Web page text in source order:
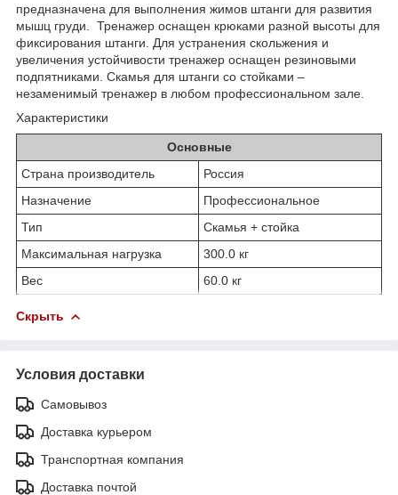
предназначена для выполнения жимов штанги для развития
мышц груди. Тренажер оснащен крюками разной высоты для
фиксирования штанги. Для устранения скольжения и
увеличения устойчивости тренажер оснащен резиновыми
подпятниками. Скамья для штанги со стойками –
незаменимый тренажер в любом профессиональном зале.
Характеристики
Основные
Страна производитель
Россия
Назначение
Профессиональное
Тип
Скамья + стойка
Максимальная нагрузка
300.0 кг
Вес
60.0 кг
Скрыть
Условия доставки
Самовывоз
Доставка курьером
Транспортная компания
Доставка почтой